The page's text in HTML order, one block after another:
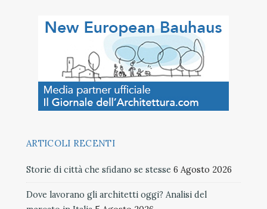
ARTICOLI RECENTI
Storie di città che sfidano se stesse 6 Agosto 2026
Dove lavorano gli architetti oggi? Analisi del